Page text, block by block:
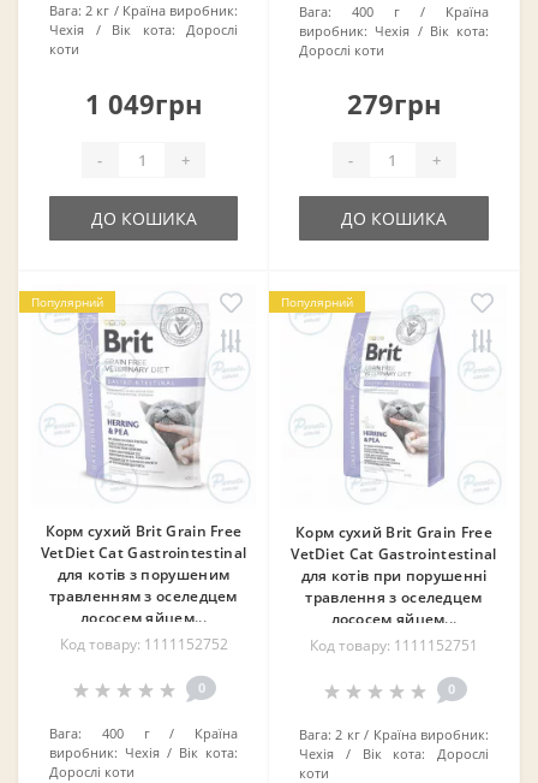
Вага: 2 кг
Країна виробник:
Чехія
Вік кота:
Дорослі
коти
1 049грн
- +
ДО КОШИКА
Вага: 400 г
Країна
виробник: Чехія
Вік кота:
Дорослі коти
279грн
- +
ДО КОШИКА
Популярний
Корм сухий Brit Grain Free
VetDiet Cat Gastrointestinal
для котів з порушеним
травленням з оселедцем
лососем яйцем...
Код товару: 1111152752
0
Вага: 400 г
Країна
виробник: Чехія
Вік кота:
Дорослі коти
Популярний
Корм сухий Brit Grain Free
VetDiet Cat Gastrointestinal
для котів при порушенні
травлення з оселедцем
лососем яйцем...
Код товару: 1111152751
0
Вага: 2 кг
Країна виробник:
Чехія
Вік кота:
Дорослі
коти